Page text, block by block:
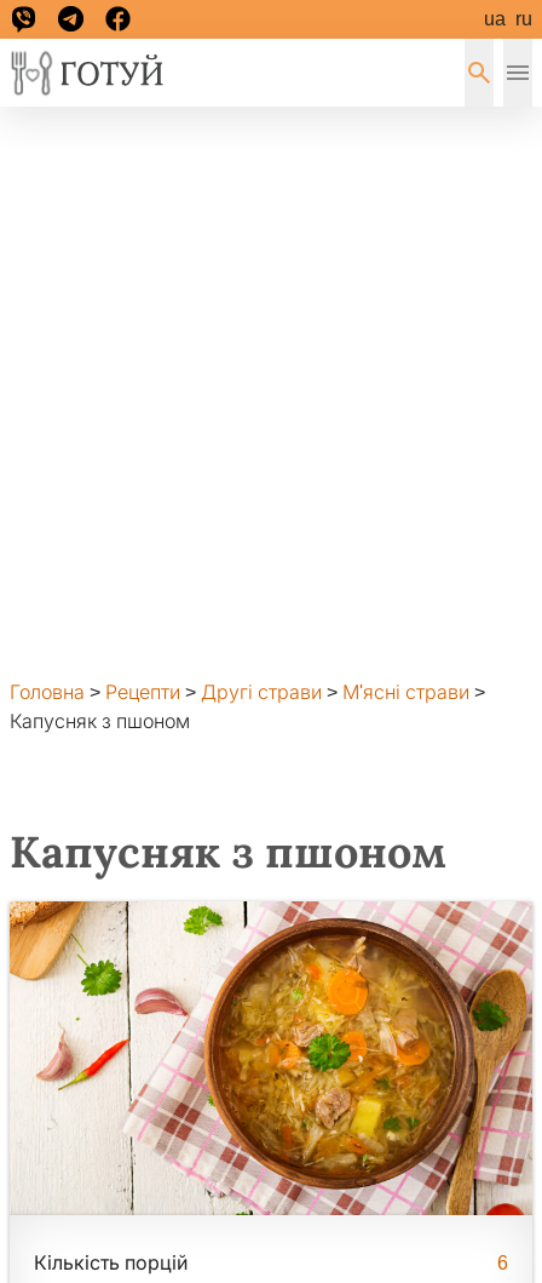
ua ru
Головна > Рецепти > Другі страви > М'ясні страви >
Капусняк з пшоном
Капусняк з пшоном
Кількість порцій 6